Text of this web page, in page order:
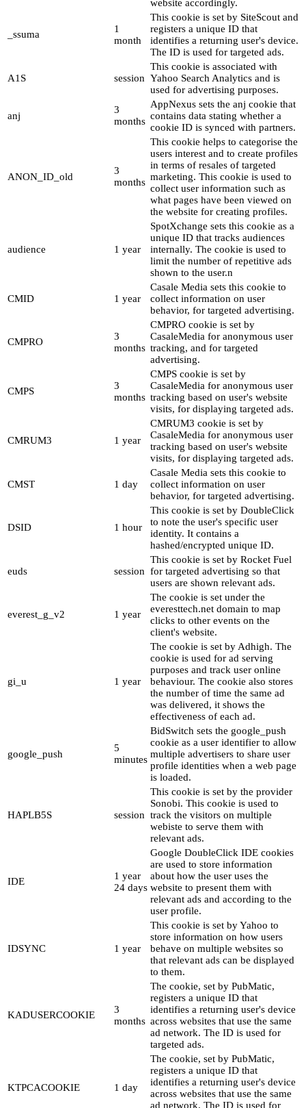
website accordingly.
_ssuma
1
month
This cookie is set by SiteScout and
registers a unique ID that
identifies a returning user's device.
The ID is used for targeted ads.
A1S session
This cookie is associated with
Yahoo Search Analytics and is
used for advertising purposes.
anj
3
months
AppNexus sets the anj cookie that
contains data stating whether a
cookie ID is synced with partners.
ANON_ID_old
3
months
This cookie helps to categorise the
users interest and to create profiles
in terms of resales of targeted
marketing. This cookie is used to
collect user information such as
what pages have been viewed on
the website for creating profiles.
audience 1 year
SpotXchange sets this cookie as a
unique ID that tracks audiences
internally. The cookie is used to
limit the number of repetitive ads
shown to the user.n
CMID 1 year
Casale Media sets this cookie to
collect information on user
behavior, for targeted advertising.
CMPRO
3
months
CMPRO cookie is set by
CasaleMedia for anonymous user
tracking, and for targeted
advertising.
CMPS
3
months
CMPS cookie is set by
CasaleMedia for anonymous user
tracking based on user's website
visits, for displaying targeted ads.
CMRUM3 1 year
CMRUM3 cookie is set by
CasaleMedia for anonymous user
tracking based on user's website
visits, for displaying targeted ads.
CMST 1 day
Casale Media sets this cookie to
collect information on user
behavior, for targeted advertising.
DSID 1 hour
This cookie is set by DoubleClick
to note the user's specific user
identity. It contains a
hashed/encrypted unique ID.
euds session
This cookie is set by Rocket Fuel
for targeted advertising so that
users are shown relevant ads.
everest_g_v2 1 year
The cookie is set under the
everesttech.net domain to map
clicks to other events on the
client's website.
gi_u 1 year
The cookie is set by Adhigh. The
cookie is used for ad serving
purposes and track user online
behaviour. The cookie also stores
the number of time the same ad
was delivered, it shows the
effectiveness of each ad.
google_push
5
minutes
BidSwitch sets the google_push
cookie as a user identifier to allow
multiple advertisers to share user
profile identities when a web page
is loaded.
HAPLB5S session
This cookie is set by the provider
Sonobi. This cookie is used to
track the visitors on multiple
webiste to serve them with
relevant ads.
IDE
1 year
24 days
Google DoubleClick IDE cookies
are used to store information
about how the user uses the
website to present them with
relevant ads and according to the
user profile.
IDSYNC 1 year
This cookie is set by Yahoo to
store information on how users
behave on multiple websites so
that relevant ads can be displayed
to them.
KADUSERCOOKIE
3
months
The cookie, set by PubMatic,
registers a unique ID that
identifies a returning user's device
across websites that use the same
ad network. The ID is used for
targeted ads.
KTPCACOOKIE 1 day
The cookie, set by PubMatic,
registers a unique ID that
identifies a returning user's device
across websites that use the same
ad network. The ID is used for